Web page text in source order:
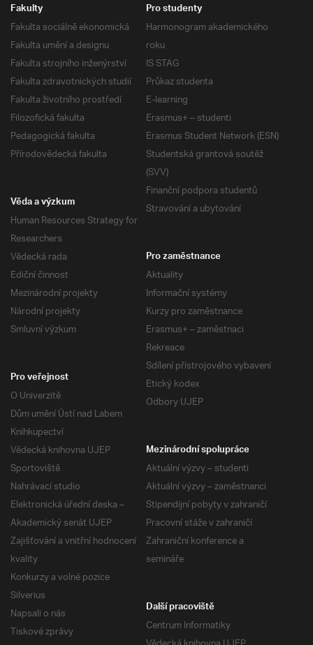
Fakulty
Fakulta sociálně ekonomická
Fakulta umění a designu
Fakulta strojního inženýrství
Fakulta zdravotnických studií
Fakulta životního prostředí
Filozofická fakulta
Pedagogická fakulta
Přírodovědecká fakulta
Pro studenty
Harmonogram akademického
roku
IS STAG
Průkaz studenta
E-learning
Erasmus+ – studenti
Erasmus Student Network (ESN)
Studentská grantová soutěž
(SVV)
Finanční podpora studentů
Stravování a ubytování
Věda a výzkum
Human Resources Strategy for
Researchers
Vědecká rada
Ediční činnost
Mezinárodní projekty
Národní projekty
Smluvní výzkum
Pro zaměstnance
Aktuality
Informační systémy
Kurzy pro zaměstnance
Erasmus+ – zaměstnaci
Rekreace
Sdílení přístrojového vybavení
Etický kodex
Odbory UJEP
Pro veřejnost
O Univerzitě
Dům umění Ústí nad Labem
Knihkupectví
Vědecká knihovna UJEP
Sportoviště
Nahrávací studio
Elektronická úřední deska –
Akademický senát UJEP
Zajišťování a vnitřní hodnocení
kvality
Konkurzy a volné pozice
Silverius
Napsali o nás
Tiskové zprávy
Mezinárodní spolupráce
Aktuální výzvy – studenti
Aktuální výzvy – zaměstnanci
Stipendijní pobyty v zahraničí
Pracovní stáže v zahraničí
Zahraniční konference a
semináře
Další pracoviště
Centrum Informatiky